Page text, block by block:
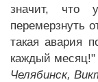
значит, что
перемерзнуть
такая авария
каждый месяц!"
Челябинск,